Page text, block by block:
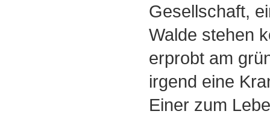
Gesellschaft,
Walde stehen
erprobt am
irgend eine
Einer zum